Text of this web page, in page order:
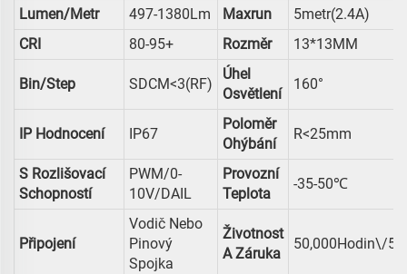
Lumen/metr
497-1380Lm Maxrun
5metr(2.4A)
CRI
80-95+ Rozměr 13*13MM
Bin/Step SDCM<3(RF)
Úhel
Osvětlení
160°
IP Hodnocení IP67
Poloměr
Ohýbání
R<25mm
S Rozlišovací
Schopností
PWM/0-
10V/DAIL
Provozní
Teplota
-35-50℃
Připojení
Vodič Nebo
Pinový
Spojka
Životnost
A Záruka
50,000Hodin\/